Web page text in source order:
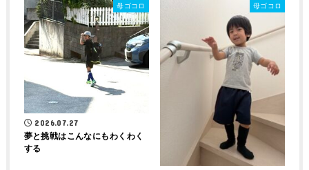
母ゴコロ
2026.07.27
夢と挑戦はこんなにもわくわく
する
母ゴコロ